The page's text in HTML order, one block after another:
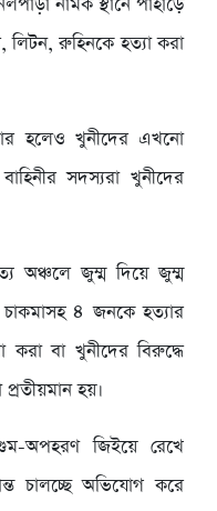
নামক স্থানে পাহাড়ে
রুহিনকে হত্যা করা
হলেও খুনীদের এখনো
বাহিনীর সদস্যরা খুনীদের
অঞ্চলে জুম্ম দিয়ে জুম্ম
চাকমাসহ ৪ জনকে হত্যার
করা বা খুনীদের বিরুদ্ধে
হয়।
গুম-অপহরণ জিইয়ে রেখে
চালচ্ছে অভিযোগ করে